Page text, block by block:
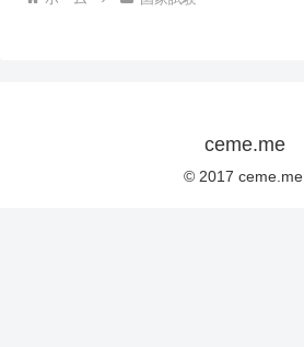
ceme.me
© 2017 ceme.me.